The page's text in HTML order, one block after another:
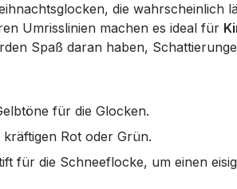
die wahrscheinlich
Umrisslinien machen es ideal für
Spaß daran haben,
für die Glocken.
Rot oder Grün.
für die Schneeflocke, um einen